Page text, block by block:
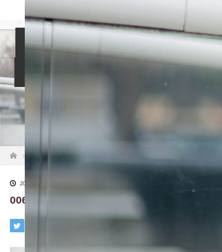
島袋尚美の就活相談 女性社長インタビュー
ホーム 0062_original
2021.02.15
0062_original